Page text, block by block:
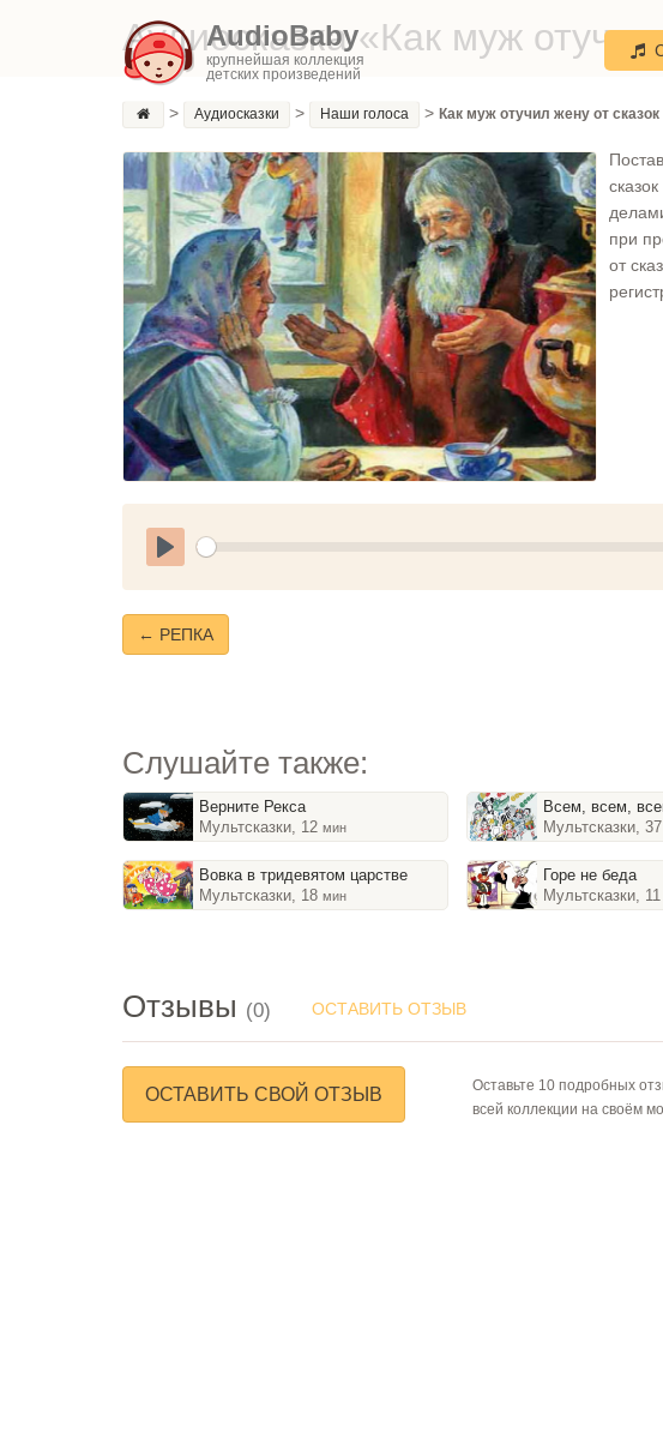
AudioBaby
крупнейшая коллекция
детских произведений
Аудиосказка «Как муж
> Аудиосказки > Наши голоса > Как муж отучил жену от сказок
при
от
Play
← РЕПКА
Слушайте также:
Верните Рекса
Мультсказки, 12 мин
Вовка в тридевятом царстве
Мультсказки, 18 мин
Всем, всем,
Мультсказки, 37
Горе не беда
Мультсказки, 11
Отзывы (0) ОСТАВИТЬ ОТЗЫВ
ОСТАВИТЬ СВОЙ ОТЗЫВ
Оставьте 10 подробных
всей коллекции на своём